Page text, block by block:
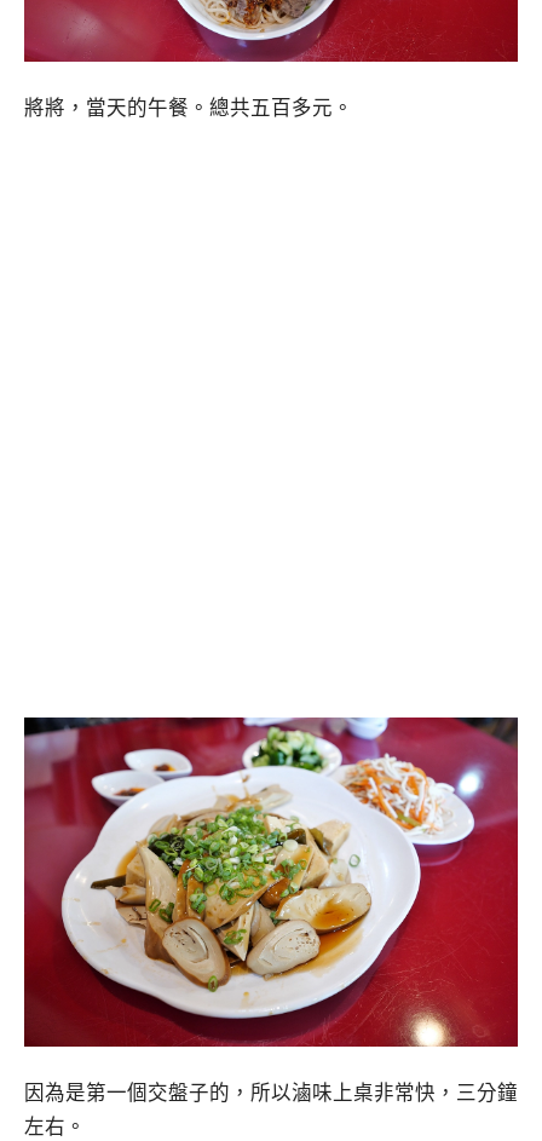
將將，當天的午餐。總共五百多元。
因為是第一個交盤子的，所以滷味上桌非常快，三分鐘
左右。